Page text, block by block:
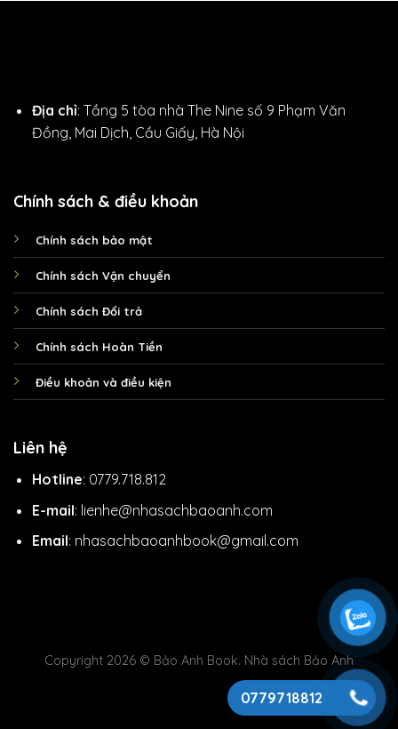
Địa chỉ: Tầng 5 tòa nhà The Nine số 9 Phạm Văn
Đồng, Mai Dịch, Cầu Giấy, Hà Nội
Chính sách & điều khoản
Chính sách bảo mật
Chính sách Vận chuyển
Chính sách Đổi trả
Chính sách Hoàn Tiền
Điều khoản và điều kiện
Liên hệ
Hotline: 0779.718.812
E-mail: lienhe@nhasachbaoanh.com
Email: nhasachbaoanhbook@gmail.com
Copyright 2026 © Bảo Anh Book. Nhà sách Bảo Anh
0779718812